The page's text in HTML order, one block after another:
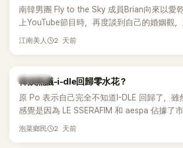
南韓男團 Fly to the Sky 成員Brian向來以愛
上YouTube節目時，再度談到自己的婚姻觀，
另一半的口臭、便便臭都要愛」這種說法，更
江南美人 2 天前
熱議討論
韓娛熱議-i-dle回歸零水花？
原 Po 表示自己完全不知道I-DLE 回歸了，雖
感覺是因為 LE SSERAFIM 和 aespa 佔據了市
泡菜鄉民 2 天前